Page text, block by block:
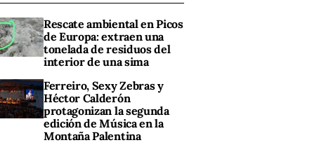
Rescate ambiental en Picos
de Europa: extraen una
tonelada de residuos del
interior de una sima
Ferreiro, Sexy Zebras y
Héctor Calderón
protagonizan la segunda
edición de Música en la
Montaña Palentina